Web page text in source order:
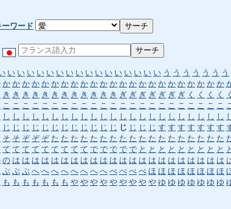
ーワード
い い い い い い い い い い い い い い い い う う う う う う う
か か か か か か か か か か か か か か か か か か か か か か か
き き き き き き き き き き き き ぎ ぎ ぎ ぎ ぎ ぎ ぎ く く く く
こ こ こ こ こ こ こ こ こ こ こ こ こ こ こ こ こ こ こ こ こ こ こ
し し し し し し し し し し し し し し し し し し し し し し し
じ じ じ じ じ じ じ じ じ じ じ じ じ じ じ じ す す す す す す す
そ そ ぞ ぞ ぞ た た た た た た た た た た た た た た た た た た
て て て て て て て て て で で で で で と と と と と と と と と
の は は は は は は は は は は は は は は は は は は は は は は
ぶ ぶ ぶ へ へ へ へ へ へ へ へ べ べ べ ぺ ほ ほ ほ ほ ほ ほ ほ ほ
も も も も も も も や や や や や や や や や ゆ ゆ ゆ ゆ ゆ ゆ ゆ